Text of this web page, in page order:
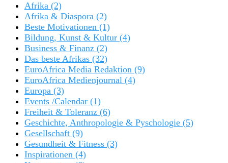
Afrika (2)
Afrika & Diaspora (2)
Beste Motivationen (1)
Bildung, Kunst & Kultur (4)
Business & Finanz (2)
Das beste Afrikas (32)
EuroAfrica Media Redaktion (9)
EuroAfrica Medienjournal (4)
Europa (3)
Events /Calendar (1)
Freiheit & Toleranz (6)
Geschichte, Anthropologie & Pyschologie (5)
Gesellschaft (9)
Gesundheit & Fitness (3)
Inspirationen (4)